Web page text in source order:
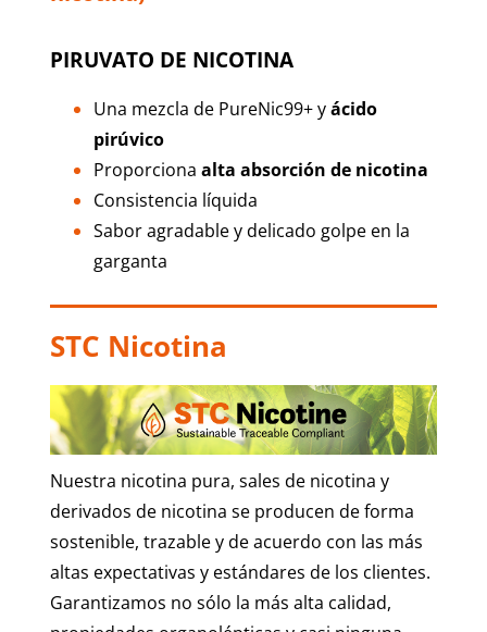
PIRUVATO DE NICOTINA
Una mezcla de PureNic99+ yácido
pirúvico
Proporciona alta absorción de nicotina
Consistencia líquida
Sabor agradable y delicado golpe en la
garganta
STC Nicotina
Nuestra nicotina pura, sales de nicotina y
derivados de nicotina se producen de forma
sostenible, trazable y de acuerdo con las más
altas expectativas y estándares de los clientes.
Garantizamos no sólo la más alta calidad,